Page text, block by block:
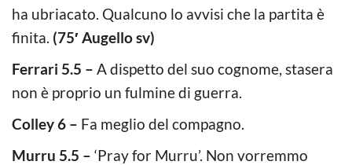
ha ubriacato. Qualcuno lo avvisi che la partita è
finita. (75′ Augello sv)
Ferrari 5.5 – A dispetto del suo cognome, stasera
non è proprio un fulmine di guerra.
Colley 6 – Fa meglio del compagno.
Murru 5.5 – ‘Pray for Murru’. Non vorremmo